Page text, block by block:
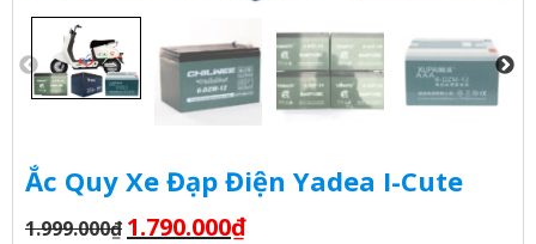
Ắc Quy Xe Đạp Điện Yadea I-Cute
1.999.000₫ 1.790.000₫